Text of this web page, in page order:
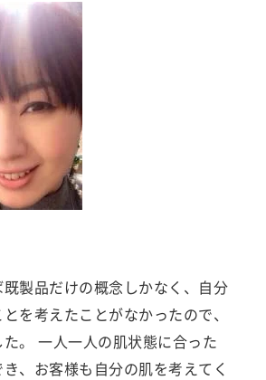
製品だけの概念しかなく、自分
を考えたことがなかったので、
。 一人一人の肌状態に合った
、お客様も自分の肌を考えてく